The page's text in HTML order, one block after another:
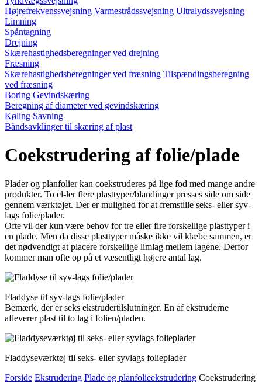
Højrefrekvenssvejsning Varmestrådssvejsning Ultralydssvejsning
Limning
Spåntagning
Drejning
Skærehastighedsberegninger ved drejning
Fræsning
Skærehastighedsberegninger ved fræsning Tilspændingsberegning
ved fræsning
Boring Gevindskæring
Beregning af diameter ved gevindskæring
Køling Savning
Båndsavklinger til skæring af plast
Coekstrudering af folie/plade
Plader og planfolier kan coekstru­deres på lige fod med mange andre
produkter. To el-ler flere plasttyper/blandinger presses side om side
gennem værktøjet. Der er mulighed for at fremstille seks- eller syv-
lags folie/plader.
Ofte vil der kun være behov for tre eller fire forskellige plasttyper i
en plade. Men da disse plasttyper måske ikke vil klæbe sammen, er
det nødvendigt at placere forskellige limlag mellem lagene. Derfor
kom­mer man ofte op på et væsentligt højere antal lag.
Fladdyse til syv-lags folie/plader
Bemærk, der er seks ekstruder­­tilslutninger. En af ekstruderne
afleverer plast til to lag i folien/pladen.
Fladdyseværktøj til seks- eller syvlags folieplader
Forside Ekstrudering Plade og planfolieekstrudering Coekstrudering